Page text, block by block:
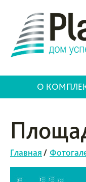
О
Главная /